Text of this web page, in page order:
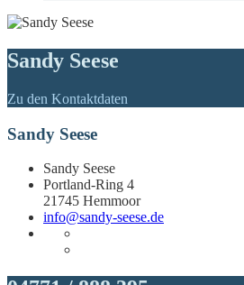
Sandy Seese
Zu den Kontaktdaten
Sandy Seese
Sandy Seese
Portland-Ring 4
21745 Hemmoor
info@sandy-seese.de